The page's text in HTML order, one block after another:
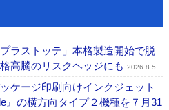
ラストッテ」本格製造開始で脱
高騰のリスクヘッジにも 2026.8.5
ケージ印刷向けインクジェット
の横方向タイプ２機種を７月31